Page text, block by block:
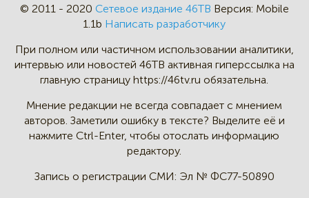
© 2011 - 2020 Сетевое издание 46ТВ Версия: Mobile
1.1b Написать разработчику
При полном или частичном использовании аналитики,
интервью или новостей 46TB активная гиперссылка на
главную страницу https://46tv.ru обязательна.
Мнение редакции не всегда совпадает с мнением
авторов. Заметили ошибку в тексте? Выделите её и
нажмите Ctrl-Enter, чтобы отослать информацию
редактору.
Запись о регистрации СМИ: Эл № ФС77-50890